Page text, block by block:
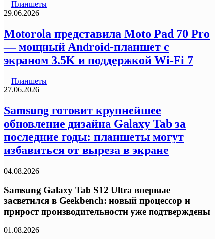
Планшеты
29.06.2026
Motorola представила Moto Pad 70 Pro
— мощный Android-планшет с
экраном 3.5K и поддержкой Wi-Fi 7
Планшеты
27.06.2026
Samsung готовит крупнейшее
обновление дизайна Galaxy Tab за
последние годы: планшеты могут
избавиться от выреза в экране
04.08.2026
Samsung Galaxy Tab S12 Ultra впервые
засветился в Geekbench: новый процессор и
прирост производительности уже подтверждены
01.08.2026